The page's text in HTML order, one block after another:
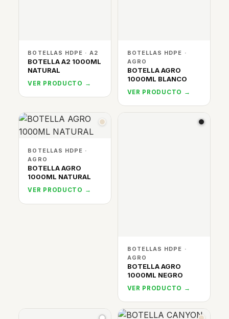
BOTELLAS HDPE · A2
BOTELLA A2 1000ML
NATURAL
VER PRODUCTO →
BOTELLAS HDPE ·
AGRO
BOTELLA AGRO
1000ML BLANCO
VER PRODUCTO →
BOTELLAS HDPE ·
AGRO
BOTELLA AGRO
1000ML NATURAL
VER PRODUCTO →
BOTELLAS HDPE ·
AGRO
BOTELLA AGRO
1000ML NEGRO
VER PRODUCTO →